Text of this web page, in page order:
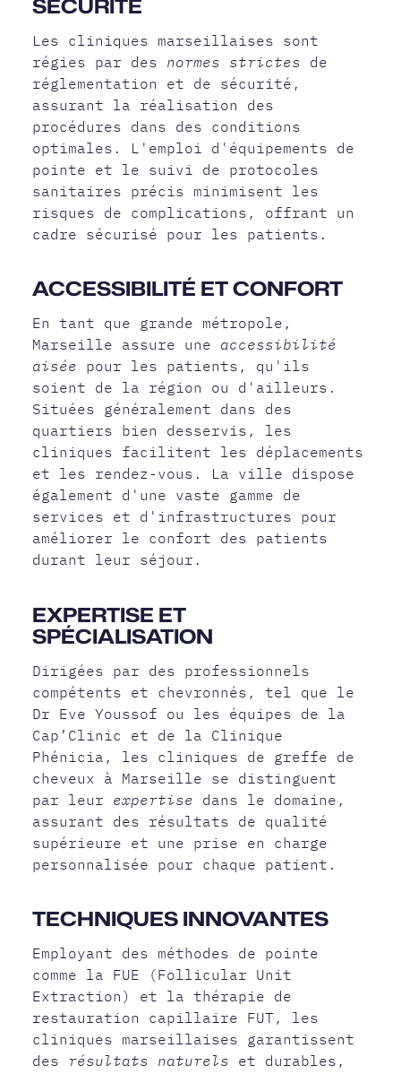
SÉCURITÉ
Les cliniques marseillaises sont
régies par des normes strictes de
réglementation et de sécurité,
assurant la réalisation des
procédures dans des conditions
optimales. L'emploi d'équipements de
pointe et le suivi de protocoles
sanitaires précis minimisent les
risques de complications, offrant un
cadre sécurisé pour les patients.
ACCESSIBILITÉ ET CONFORT
En tant que grande métropole,
Marseille assure une accessibilité
aisée pour les patients, qu'ils
soient de la région ou d'ailleurs.
Situées généralement dans des
quartiers bien desservis, les
cliniques facilitent les déplacements
et les rendez-vous. La ville dispose
également d'une vaste gamme de
services et d'infrastructures pour
améliorer le confort des patients
durant leur séjour.
EXPERTISE ET
SPÉCIALISATION
Dirigées par des professionnels
compétents et chevronnés, tel que le
Dr Eve Youssof ou les équipes de la
Cap’Clinic et de la Clinique
Phénicia, les cliniques de greffe de
cheveux à Marseille se distinguent
par leur expertise dans le domaine,
assurant des résultats de qualité
supérieure et une prise en charge
personnalisée pour chaque patient.
TECHNIQUES INNOVANTES
Employant des méthodes de pointe
comme la FUE (Follicular Unit
Extraction) et la thérapie de
restauration capillaire FUT, les
cliniques marseillaises garantissent
des résultats naturels et durables,